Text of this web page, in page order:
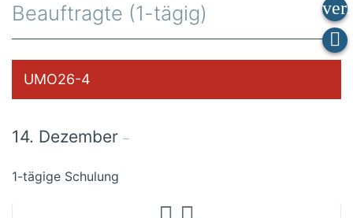
Beauftragte (1-tägig)
UMO26-4
14. Dezember –
1-tägige Schulung